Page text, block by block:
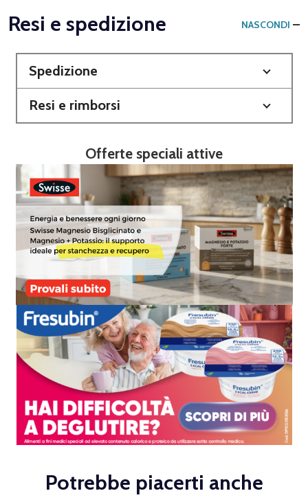
Resi e spedizione NASCONDI
Spedizione
Resi e rimborsi
Offerte speciali attive
Potrebbe piacerti anche